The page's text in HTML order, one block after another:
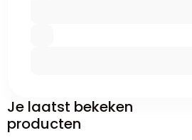
Je laatst bekeken
producten